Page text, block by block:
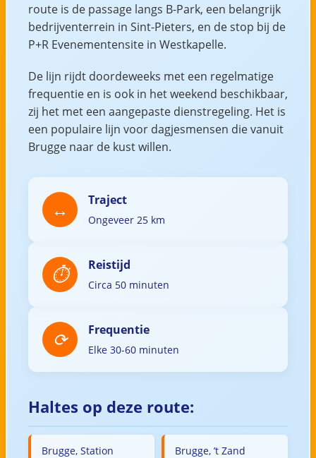
route is de passage langs B-Park, een belangrijk
bedrijventerrein in Sint-Pieters, en de stop bij de
P+R Evenementensite in Westkapelle.
De lijn rijdt doordeweeks met een regelmatige
frequentie en is ook in het weekend beschikbaar,
zij het met een aangepaste dienstregeling. Het is
een populaire lijn voor dagjesmensen die vanuit
Brugge naar de kust willen.
Traject
Ongeveer 25 km
Reistijd
Circa 50 minuten
Frequentie
Elke 30-60 minuten
Haltes op deze route:
Brugge, Station
Brugge, ’t Zand